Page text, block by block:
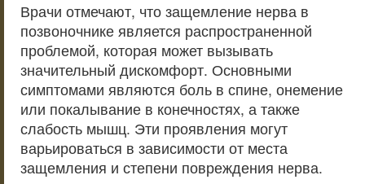
Врачи отмечают, что защемление нерва в
позвоночнике является распространенной
проблемой, которая может вызывать
значительный дискомфорт. Основными
симптомами являются боль в спине, онемение
или покалывание в конечностях, а также
слабость мышц. Эти проявления могут
варьироваться в зависимости от места
защемления и степени повреждения нерва.